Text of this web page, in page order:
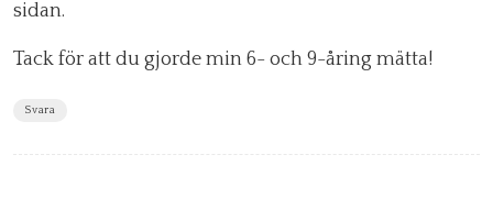
sidan.
Tack för att du gjorde min 6- och 9-åring mätta!
Svara